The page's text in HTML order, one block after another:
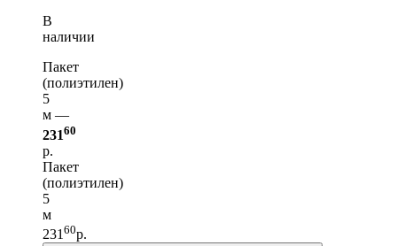
В
наличии
Пакет
(полиэтилен)
5
м —
23160
р.
Пакет
(полиэтилен)
5
м
231 60р.